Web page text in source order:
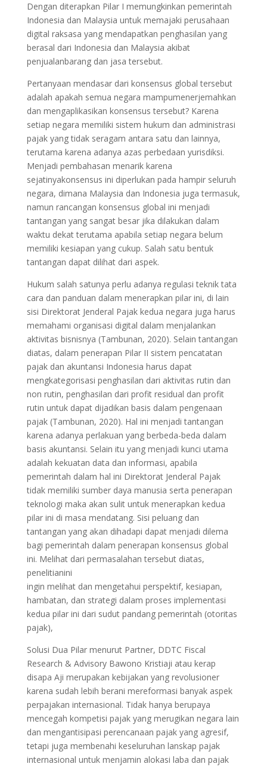
Dengan diterapkan Pilar I memungkinkan pemerintah
Indonesia dan Malaysia untuk memajaki perusahaan
digital raksasa yang mendapatkan penghasilan yang
berasal dari Indonesia dan Malaysia akibat
penjualanbarang dan jasa tersebut.
Pertanyaan mendasar dari konsensus global tersebut
adalah apakah semua negara mampumenerjemahkan
dan mengaplikasikan konsensus tersebut? Karena
setiap negara memiliki sistem hukum dan administrasi
pajak yang tidak seragam antara satu dan lainnya,
terutama karena adanya azas perbedaan yurisdiksi.
Menjadi pembahasan menarik karena
sejatinyakonsensus ini diperlukan pada hampir seluruh
negara, dimana Malaysia dan Indonesia juga termasuk,
namun rancangan konsensus global ini menjadi
tantangan yang sangat besar jika dilakukan dalam
waktu dekat terutama apabila setiap negara belum
memiliki kesiapan yang cukup. Salah satu bentuk
tantangan dapat dilihat dari aspek.
Hukum salah satunya perlu adanya regulasi teknik tata
cara dan panduan dalam menerapkan pilar ini, di lain
sisi Direktorat Jenderal Pajak kedua negara juga harus
memahami organisasi digital dalam menjalankan
aktivitas bisnisnya (Tambunan, 2020). Selain tantangan
diatas, dalam penerapan Pilar II sistem pencatatan
pajak dan akuntansi Indonesia harus dapat
mengkategorisasi penghasilan dari aktivitas rutin dan
non rutin, penghasilan dari profit residual dan profit
rutin untuk dapat dijadikan basis dalam pengenaan
pajak (Tambunan, 2020). Hal ini menjadi tantangan
karena adanya perlakuan yang berbeda-beda dalam
basis akuntansi. Selain itu yang menjadi kunci utama
adalah kekuatan data dan informasi, apabila
pemerintah dalam hal ini Direktorat Jenderal Pajak
tidak memiliki sumber daya manusia serta penerapan
teknologi maka akan sulit untuk menerapkan kedua
pilar ini di masa mendatang. Sisi peluang dan
tantangan yang akan dihadapi dapat menjadi dilema
bagi pemerintah dalam penerapan konsensus global
ini. Melihat dari permasalahan tersebut diatas,
penelitianini
ingin melihat dan mengetahui perspektif, kesiapan,
hambatan, dan strategi dalam proses implementasi
kedua pilar ini dari sudut pandang pemerintah (otoritas
pajak),
Solusi Dua Pilar menurut Partner, DDTC Fiscal
Research & Advisory Bawono Kristiaji atau kerap
disapa Aji merupakan kebijakan yang revolusioner
karena sudah lebih berani mereformasi banyak aspek
perpajakan internasional. Tidak hanya berupaya
mencegah kompetisi pajak yang merugikan negara lain
dan mengantisipasi perencanaan pajak yang agresif,
tetapi juga membenahi keseluruhan lanskap pajak
internasional untuk menjamin alokasi laba dan pajak